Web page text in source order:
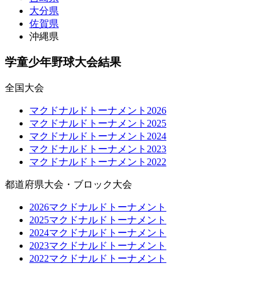
大分県
佐賀県
沖縄県
学童少年野球大会結果
全国大会
マクドナルドトーナメント2026
マクドナルドトーナメント2025
マクドナルドトーナメント2024
マクドナルドトーナメント2023
マクドナルドトーナメント2022
都道府県大会・ブロック大会
2026マクドナルドトーナメント
2025マクドナルドトーナメント
2024マクドナルドトーナメント
2023マクドナルドトーナメント
2022マクドナルドトーナメント